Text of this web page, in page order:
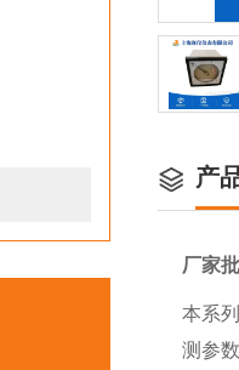
产
厂家
本系
测参